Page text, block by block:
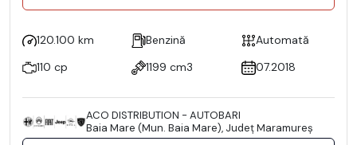
120.100 km Benzină
Automată
110 cp
1199 cm3 07.2018
ACO DISTRIBUTION - AUTOBARI
Baia Mare (Mun. Baia Mare), Județ Maramureş